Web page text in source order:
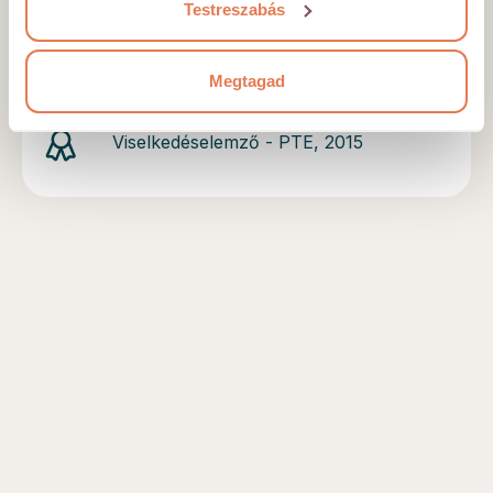
Testreszabás
Megtagad
PhD - SE, folyamatban
Okleveles Pszichológus - PTE, 2020
Viselkedéselemző - PTE, 2015